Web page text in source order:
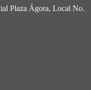
Plaza Ágora, Local No.